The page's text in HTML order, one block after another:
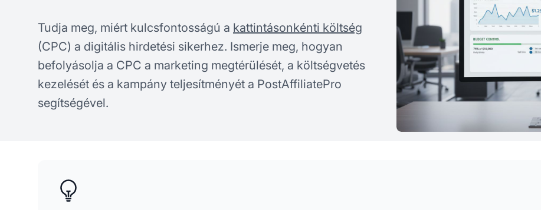
Tudja meg, miért kulcsfontosságú a kattintásonkénti költség
(CPC) a digitális hirdetési sikerhez. Ismerje meg, hogyan
befolyásolja a CPC a marketing megtérülését, a költségvetés
kezelését és a kampány teljesítményét a PostAffiliatePro
segítségével.